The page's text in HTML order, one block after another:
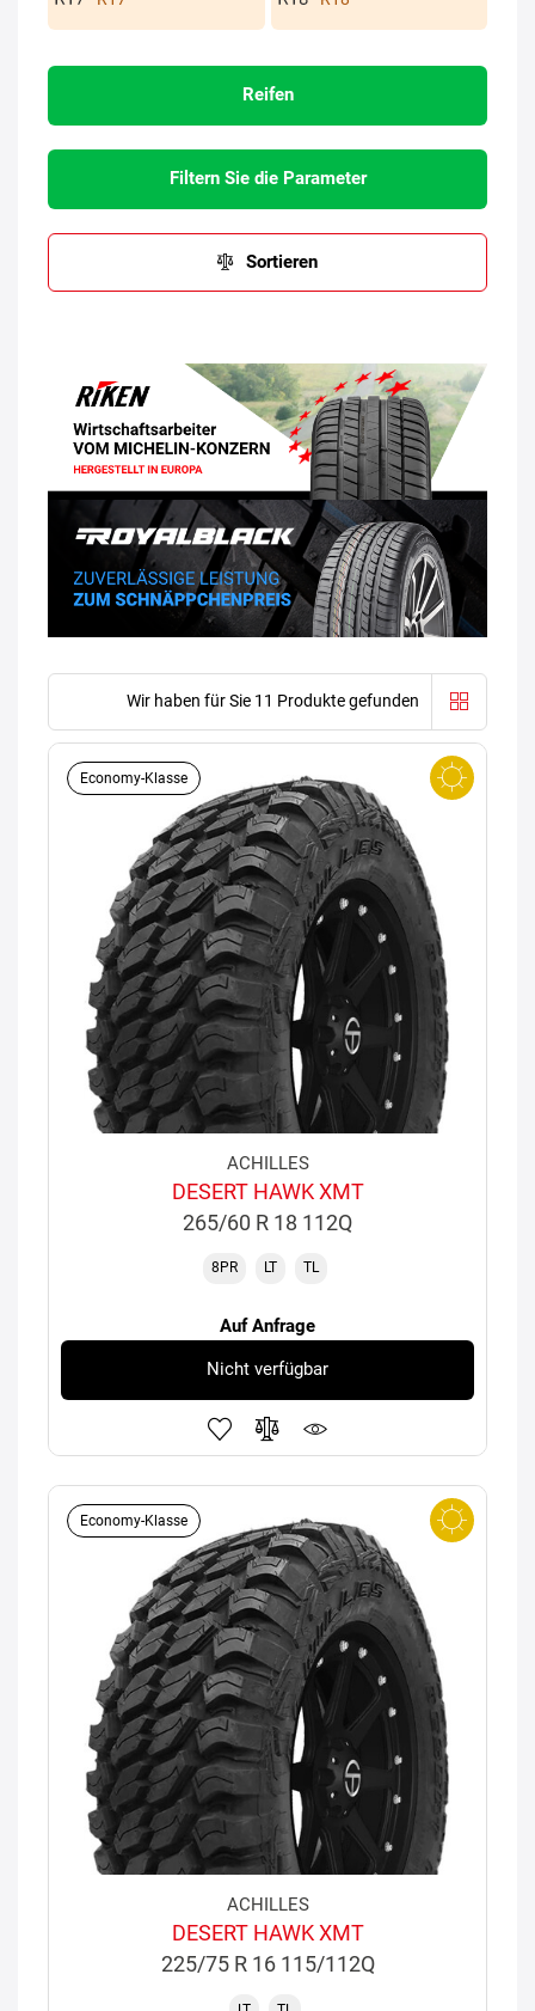
Reifen
Filtern Sie die Parameter
Sortieren
Wir haben für Sie 11 Produkte gefunden
Economy-Klasse
ACHILLES
DESERT HAWK XMT
265/60 R 18 112Q
8PR LT TL
Auf Anfrage
Nicht verfügbar
Economy-Klasse
ACHILLES
DESERT HAWK XMT
225/75 R 16 115/112Q